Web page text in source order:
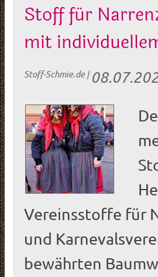
Stoff für
mit
Stoff-Schmie.de|
Vereinsstoffe für
und
bewährten